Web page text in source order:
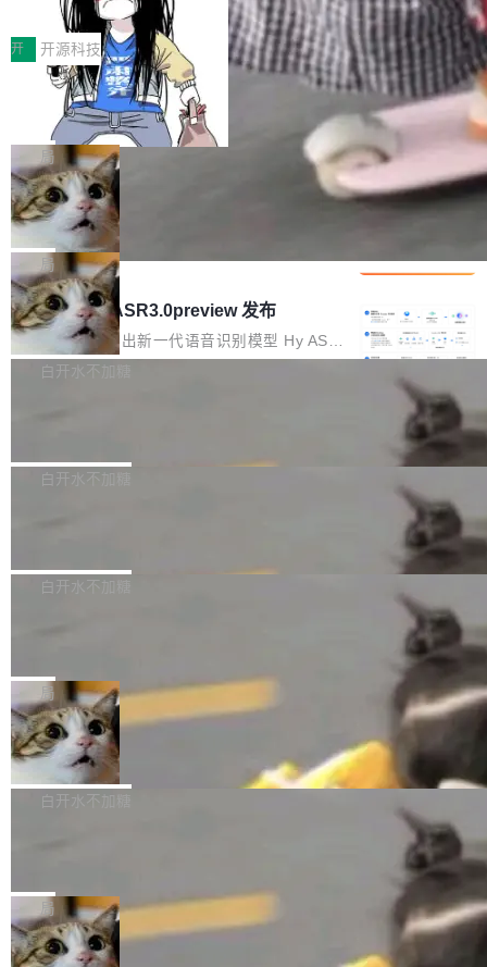
得住、用得稳、省得下、更安全！ 一、从现在开
始，Token使用一目...
q2Seq 和 DocAI 的共同发明人）以及 Oriol Vin
yals（Gemini 联合负责人，AlphaSta...
中文驱动的数字员工，自主理解需求、规划步
骤、编写代码。不挑模型、不挑平台，curl 一行
装完即用。 开源地址：Gitee · GitCode · GitHu
b 安装 支持 Java 8+（8~26）、macOS / Linu
x / Windows / Harmony PC。 # macOS / Linu
x / Harmony PC curl -fsSL https://solon.noea
r.org/solon...
价值潜能：华为云码道（CodeArts）
代码仓技术解析
一、代码仓深度理解技术的作用与价值 在软件工
程实践中，代码仓是企业核心知识资产的主要载
体。企业级代码仓库通常包含数十万乃至数百万
个文件，其规模远超单次模型调用可承载的上下
文窗口。随着项目规模的持续扩张与代码历史的
不断累积，代码仓中的模块关系、接口契约、业
务逻辑等关键信息往往分散于数十乃至数百个文
件之中，形成高度复杂的知识关联网络。传统的
代码检索手段（如关键词匹配、目录遍历）仅能
在语法层面完成文本定位，难以触及代码的语义
内涵与结构关联，导致开发者使用代码智能体在
理解大规模代码仓时面临显著"代码仓理解"瓶
颈。 代码仓深度理解服务（以下简称" CodeBas
e深度理解服务"）是华为云码道（CodeA...
开 开源科技
一条“删库”命令跑 17 小时，算法工程
师删光 89TB 数据只为干私活
最高人民检察院8月4日公布了一起案件：北京一
名90后算法工程师王某，为了给自己接的私活腾
服务器空间，删光了公司AI游戏部门的全部核心
数据。 王某2024年1月入职东城区某科技公司AI
短剧部门，有互联网大厂背景。在公司内部架构
调整期间，部门三次通知全员将数据从A集群迁
移到B集群，王某都回复了"收到"。 他没有迁移
数据。2024年9月3日下午4点，他使用此前登录
的账号密码进入A集群，输入了一条被程序员圈
称为"删库跑路"的命令——最高管理员权限、无
自研的多个文生3D和...
局
Cloudflare 分享推理优化实践：KV ca
che 量化 + 权重压缩，吞吐量提升 4
1%，成本降 30%
Kimi 和 GLM 是当前最强的大模型系列之一，但
它们有一个共同的问题：太吃显存了。月之暗面
的 Kimi K 系列和智谱的 GLM 都是长上下文、M
oE 架构的大模型，好用到让人上瘾，但 GPU 显
存永远不够用。 Cloudflare 的 Workers AI 团队
一直在跑这些模型的推理。他们在官方博客上发
整性保护。效果是：吞吐量提升 41%，每 token
局
腾讯混元 Hy ASR3.0preview 发布
腾讯混元正式推出新一代语音识别模型 Hy ASR
3.0preview。基于最新一代大语言模型 Hy3 的
让语音识别不再只是听清，而是真正听懂。通过
w 不要求标准普通话，方言识别覆盖粤语、吴语
白开水不加糖
新和少量网页兼容性修复版本。 Changes/fixe
容提供的字体时出现的几个问题 为避免音频加
质的最低采样率）的音频格式将被拒绝 修复了 C
SS 圆角虚线样式中可能存在的问题 如果表单中
的图像元素不在同一个子树中，则它们将不再关
联 加...
白开水不加糖
发布的 Release Notes，他利用 AI 工具（如 Co
最强的若干项。对于尚未正式发版的 PG 19，则
通过拉取过去一年内（从 PG 18 Beta1 时间点
至今）的所有 commit，同样交由 AI 分析提炼。
经过人工复核，准确度令人满意。这一方法也为
社区爱好者提供了高效跟踪新版本的思路。
白开水不加糖
维护工作一直与我的日常工作、家务、社交生活
和休闲娱乐竞争时间。" 这是 libexpat 维护者 S
ebastian Pipping 写在博客里的话。8 月 4 日，
他宣布了一个新消息：从 2026 年 8 月 1 日起，
他可以全职维护 libexpat 了，最长 6 个月。发
库之一。你的操作系统、浏览器、无数的基础设
施软件，很可能都在用它。而过去十年，维护它
的人一直在用业余...
局
Firefox 153.0.3 发布
Firefox 153.0.3 现已发布，具体更新内容如
下： New Smart Window 包含多项增强功能：
gi?id=2019042">Bug&nbsp;2019042</a>）</l
i> <li>现在，助手可以直接使用 Exa 的网络搜索
结果回答问题，而无需将问题转交给搜索引擎。
白开水不加糖
的 npm 包。项目的核心论点是：容器不适合 Ag
ent 计算。真正适合的，是 Isolate。 Cloudflare
工程师在这件事上没什么可谦虚的——他们用 W
局
OpenAI 公开邮件和聊天记录回应苹果